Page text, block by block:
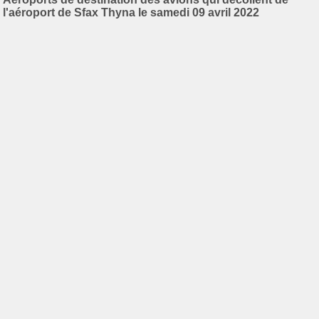
l'aéroport de Sfax Thyna le samedi 09 avril 2022